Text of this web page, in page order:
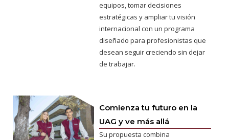
equipos, tomar decisiones
estratégicas y ampliar tu visión
internacional con un programa
diseñado para profesionistas que
desean seguir creciendo sin dejar
de trabajar.
Comienza tu futuro en la
UAG y ve más allá
Su propuesta combina